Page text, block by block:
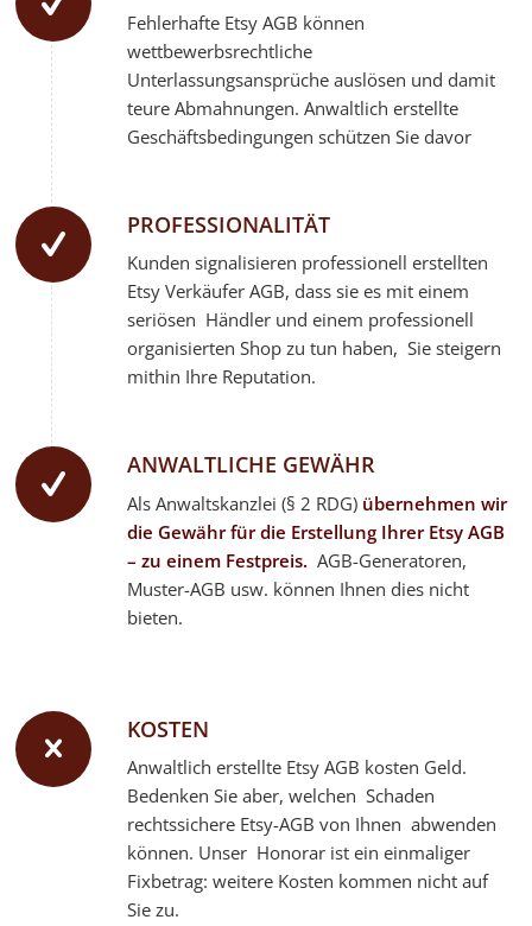
Fehlerhafte Etsy AGB können
wettbewerbsrechtliche
Unterlassungsansprüche auslösen und damit
teure Abmahnungen. Anwaltlich erstellte
Geschäftsbedingungen schützen Sie davor
PROFESSIONALITÄT
Kunden signalisieren professionell erstellten
Etsy Verkäufer AGB, dass sie es mit einem
seriösen Händler und einem professionell
organisierten Shop zu tun haben, Sie steigern
mithin Ihre Reputation.
ANWALTLICHE GEWÄHR
Als Anwaltskanzlei (§ 2 RDG) übernehmen wir
die Gewähr für die Erstellung Ihrer EtsyAGB
– zu einem Festpreis. AGB-Generatoren,
Muster-AGB usw. können Ihnen dies nicht
bieten.
KOSTEN
Anwaltlich erstellte Etsy AGB kosten Geld.
Bedenken Sie aber, welchen Schaden
rechtssichere Etsy-AGB von Ihnen abwenden
können. Unser Honorar ist ein einmaliger
Fixbetrag: weitere Kosten kommen nicht auf
Sie zu.